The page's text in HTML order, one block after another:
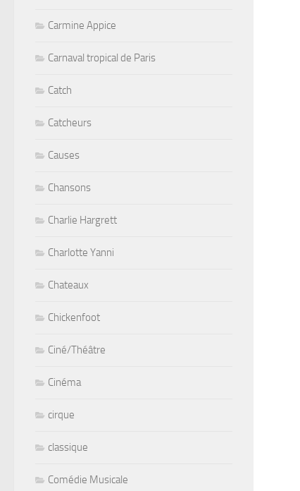
Carmine Appice
Carnaval tropical de Paris
Catch
Catcheurs
Causes
Chansons
Charlie Hargrett
Charlotte Yanni
Chateaux
Chickenfoot
Ciné/Théâtre
Cinéma
cirque
classique
Comédie Musicale